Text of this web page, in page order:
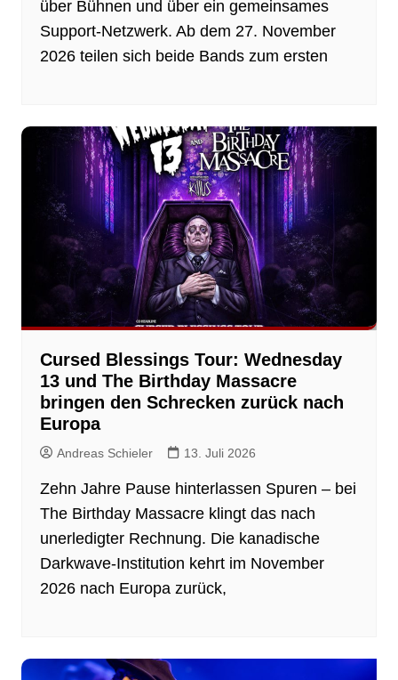
über Bühnen und über ein gemeinsames
Support-Netzwerk. Ab dem 27. November
2026 teilen sich beide Bands zum ersten
Cursed Blessings Tour: Wednesday
13 und The Birthday Massacre
bringen den Schrecken zurück nach
Europa
Andreas Schieler 13. Juli 2026
Zehn Jahre Pause hinterlassen Spuren – bei
The Birthday Massacre klingt das nach
unerledigter Rechnung. Die kanadische
Darkwave-Institution kehrt im November
2026 nach Europa zurück,